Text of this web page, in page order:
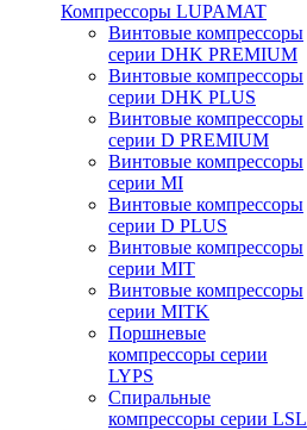
Компрессоры LUPAMAT
Винтовые компрессоры
серии DHK PREMIUM
Винтовые компрессоры
серии DHK PLUS
Винтовые компрессоры
серии D PREMIUM
Винтовые компрессоры
серии MI
Винтовые компрессоры
серии D PLUS
Винтовые компрессоры
серии MIT
Винтовые компрессоры
серии MITK
Поршневые
компрессоры серии
LYPS
Спиральные
компрессоры серии LSL